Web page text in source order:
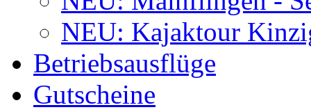
NEU: Kajaktour
Betriebsausflüge
Gutscheine